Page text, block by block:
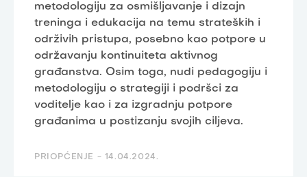
metodologiju za osmišljavanje i dizajn
treninga i edukacija na temu strateških i
održivih pristupa, posebno kao potpore u
održavanju kontinuiteta aktivnog
građanstva. Osim toga, nudi pedagogiju i
metodologiju o strategiji i podršci za
voditelje kao i za izgradnju potpore
građanima u postizanju svojih ciljeva.
PRIOPĆENJE - 14.04.2024.